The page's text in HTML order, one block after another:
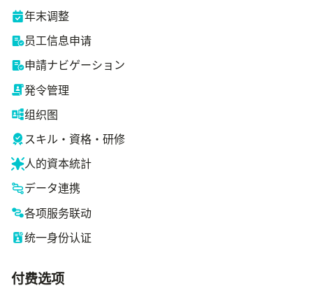
年末调整
员工信息申请
申請ナビゲーション
発令管理
组织图
スキル・資格・研修
人的資本統計
データ連携
各项服务联动
统一身份认证
付费选项